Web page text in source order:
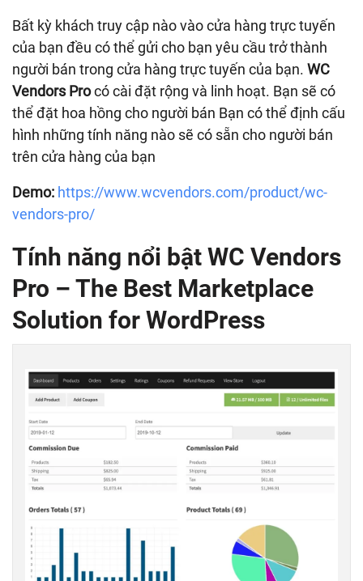
Bất kỳ khách truy cập nào vào cửa hàng trực tuyến
của bạn đều có thể gửi cho bạn yêu cầu trở thành
người bán trong cửa hàng trực tuyến của bạn. WC
Vendors Procó cài đặt rộng và linh hoạt. Bạn sẽ có
thể đặt hoa hồng cho người bán Bạn có thể định cấu
hình những tính năng nào sẽ có sẵn cho người bán
trên cửa hàng của bạn
Demo: https://www.wcvendors.com/product/wc-
vendors-pro/
Tính năng nổi bật WC Vendors
Pro – The Best Marketplace
Solution for WordPress